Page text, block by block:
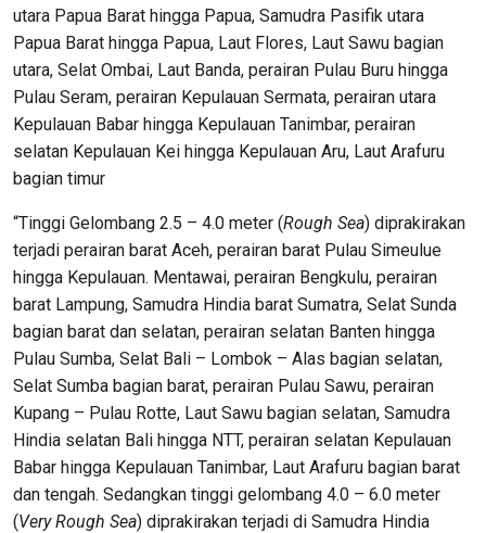
utara Papua Barat hingga Papua, Samudra Pasifik utara
Papua Barat hingga Papua, Laut Flores, Laut Sawu bagian
utara, Selat Ombai, Laut Banda, perairan Pulau Buru hingga
Pulau Seram, perairan Kepulauan Sermata, perairan utara
Kepulauan Babar hingga Kepulauan Tanimbar, perairan
selatan Kepulauan Kei hingga Kepulauan Aru, Laut Arafuru
bagian timur
“Tinggi Gelombang 2.5 – 4.0 meter (Rough Sea) diprakirakan
terjadi perairan barat Aceh, perairan barat Pulau Simeulue
hingga Kepulauan. Mentawai, perairan Bengkulu, perairan
barat Lampung, Samudra Hindia barat Sumatra, Selat Sunda
bagian barat dan selatan, perairan selatan Banten hingga
Pulau Sumba, Selat Bali – Lombok – Alas bagian selatan,
Selat Sumba bagian barat, perairan Pulau Sawu, perairan
Kupang – Pulau Rotte, Laut Sawu bagian selatan, Samudra
Hindia selatan Bali hingga NTT, perairan selatan Kepulauan
Babar hingga Kepulauan Tanimbar, Laut Arafuru bagian barat
dan tengah. Sedangkan tinggi gelombang 4.0 – 6.0 meter
(Very Rough Sea) diprakirakan terjadi di Samudra Hindia